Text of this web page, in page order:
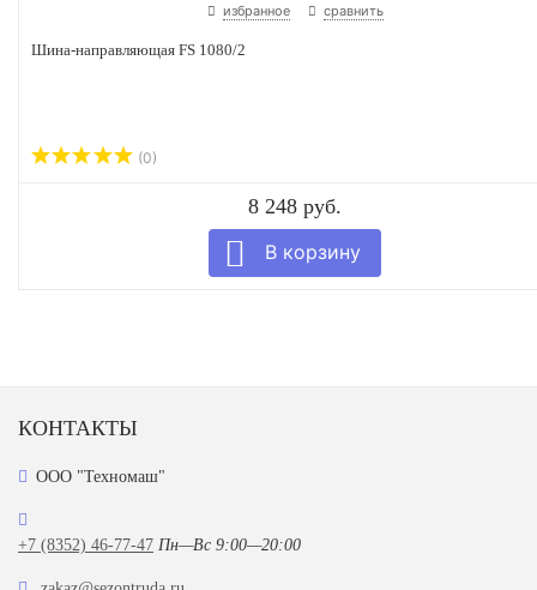
избранное сравнить
Шина-направляющая FS 1080/2
(0)
8 248 руб.
КОНТАКТЫ
ООО "Техномаш"
+7 (8352) 46-77-47 Пн—Вс 9:00—20:00